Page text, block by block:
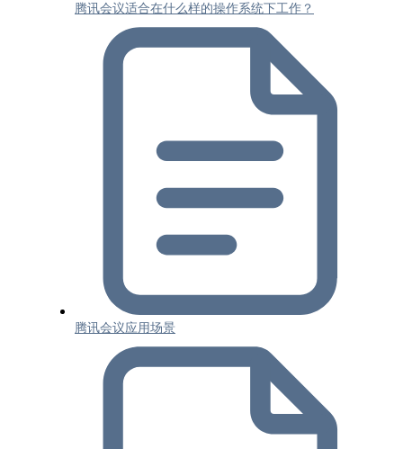
腾讯会议适合在什么样的操作系统下工作？
腾讯会议应用场景